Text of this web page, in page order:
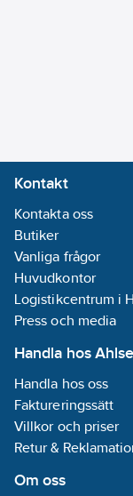
Kontakt
Kontakta oss
Butiker
Vanliga frågor
Huvudkontor
Logistikcentrum i
Press och media
Handla hos
Handla hos oss
Faktureringssätt
Villkor och priser
Retur &
Om oss